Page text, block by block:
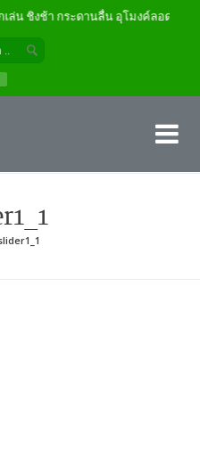
ล่น ชิงช้า กระดานลื่น อุโมงค์ลอด